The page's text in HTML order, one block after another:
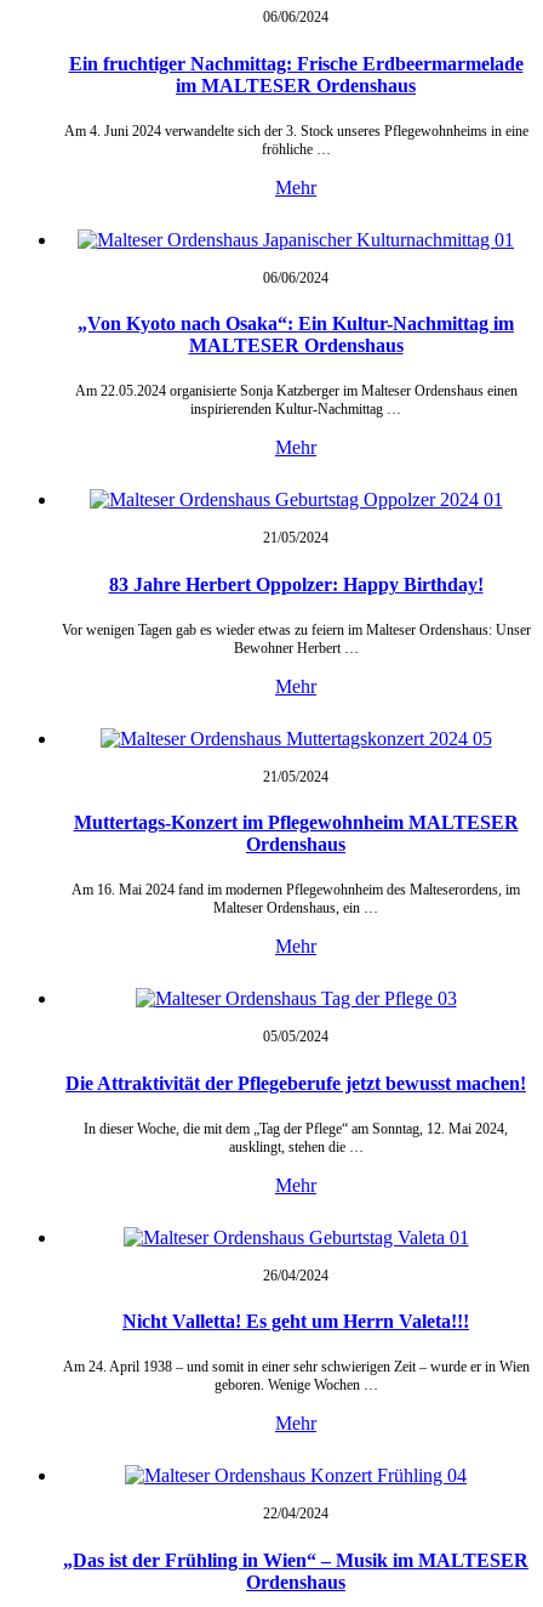
06/06/2024
Ein fruchtiger Nachmittag: Frische Erdbeermarmelade
im MALTESER Ordenshaus
Am 4. Juni 2024 verwandelte sich der 3. Stock unseres Pflegewohnheims in eine
fröhliche …
Mehr
06/06/2024
„Von Kyoto nach Osaka“: Ein Kultur-Nachmittag im
MALTESER Ordenshaus
Am 22.05.2024 organisierte Sonja Katzberger im Malteser Ordenshaus einen
inspirierenden Kultur-Nachmittag …
Mehr
21/05/2024
83 Jahre Herbert Oppolzer: Happy Birthday!
Vor wenigen Tagen gab es wieder etwas zu feiern im Malteser Ordenshaus: Unser
Bewohner Herbert …
Mehr
21/05/2024
Muttertags-Konzert im Pflegewohnheim MALTESER
Ordenshaus
Am 16. Mai 2024 fand im modernen Pflegewohnheim des Malteserordens, im
Malteser Ordenshaus, ein …
Mehr
05/05/2024
Die Attraktivität der Pflegeberufe jetzt bewusst machen!
In dieser Woche, die mit dem „Tag der Pflege“ am Sonntag, 12. Mai 2024,
ausklingt, stehen die …
Mehr
26/04/2024
Nicht Valletta! Es geht um Herrn Valeta!!!
Am 24. April 1938 – und somit in einer sehr schwierigen Zeit – wurde er in Wien
geboren. Wenige Wochen …
Mehr
22/04/2024
„Das ist der Frühling in Wien“ – Musik im MALTESER
Ordenshaus